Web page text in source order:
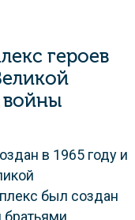
героев
войны
в 1965 году и
был создан